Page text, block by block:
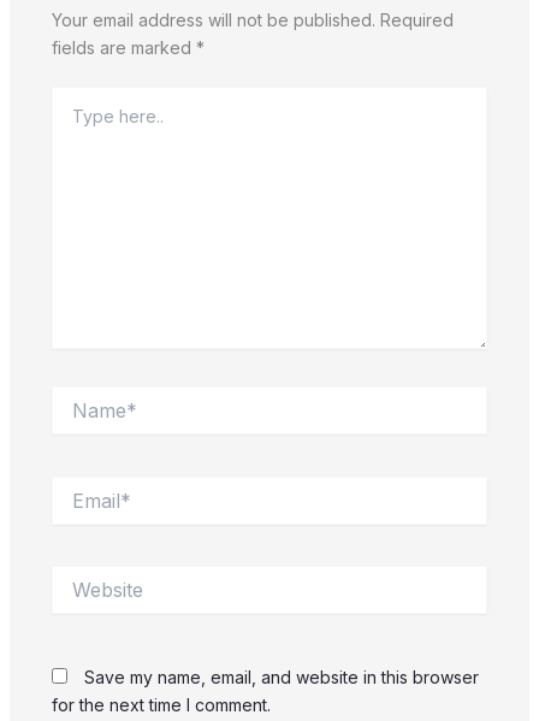
Your email address will not be published. Required
fields are marked *
here..
Save my name, email, and website in this browser
for the next time I comment.